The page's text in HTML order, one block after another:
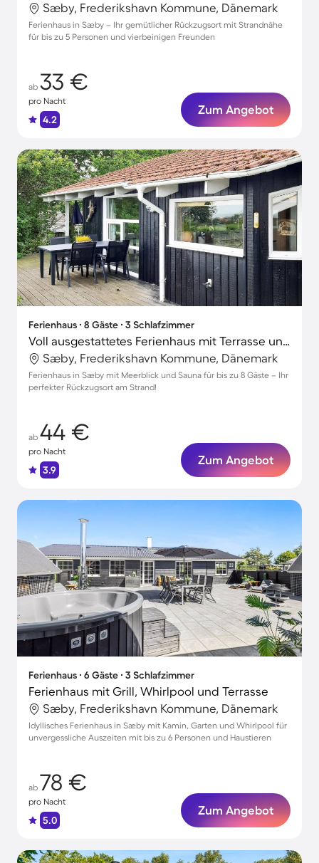
Sæby, Frederikshavn Kommune, Dänemark
Ferienhaus in Sæby – Ihr gemütlicher Rückzugsort mit Strandnähe
für bis zu 5 Personen und vierbeinigen Freunden
ab 33 €
pro Nacht
4.2
Zum Angebot
Ferienhaus ∙ 8 Gäste ∙ 3 Schlafzimmer
Voll ausgestattetes Ferienhaus mit Terrasse und Sauna | Wasserblick | Nah am Strand | Haustiere erlaubt
Sæby, Frederikshavn Kommune, Dänemark
Ferienhaus in Sæby mit Meerblick und Sauna für bis zu 8 Gäste – Ihr
perfekter Rückzugsort am Strand!
ab 44 €
pro Nacht
3.9
Zum Angebot
Ferienhaus ∙ 6 Gäste ∙ 3 Schlafzimmer
Ferienhaus mit Grill, Whirlpool und Terrasse
Sæby, Frederikshavn Kommune, Dänemark
Idyllisches Ferienhaus in Sæby mit Kamin, Garten und Whirlpool für
unvergessliche Auszeiten mit bis zu 6 Personen und Haustieren
ab 78 €
pro Nacht
5.0
Zum Angebot